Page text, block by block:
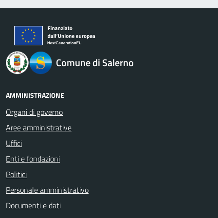
logo Unione Europea
Comune di Salerno
AMMINISTRAZIONE
Organi di governo
Aree amministrative
Uffici
Enti e fondazioni
Politici
Personale amministrativo
Documenti e dati